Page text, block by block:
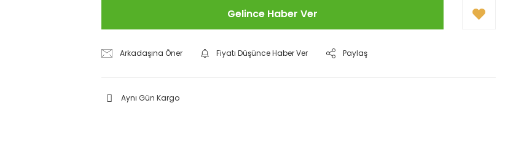
Gelince Haber Ver
Arkadaşına Öner Fiyatı Düşünce Haber Ver Paylaş
Aynı Gün Kargo